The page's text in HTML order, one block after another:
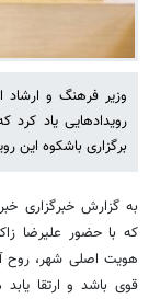
وزیر فرهنگ و ارشاد
رویدادهایی یاد
برگزاری باشکوه
که با حضور علیرضا
هویت اصلی شهر، روح
قوی باشد و ارتقا